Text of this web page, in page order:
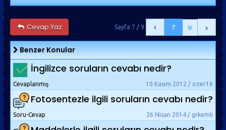
Cevap Yaz 7
Sayfa 7 / 9
Benzer Konular
İngilizce soruların cevabı nedir?
10 Kasım 2012 / ozer16
Cevaplanmış
Fotosentezle ilgili soruların cevabı nedir?
26 Nisan 2014 / grkemli
Soru-Cevap